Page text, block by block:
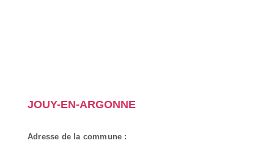
JOUY-EN-ARGONNE
Adresse de la commune :